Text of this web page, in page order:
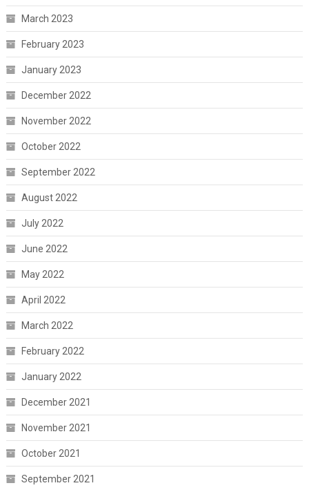
March 2023
February 2023
January 2023
December 2022
November 2022
October 2022
September 2022
August 2022
July 2022
June 2022
May 2022
April 2022
March 2022
February 2022
January 2022
December 2021
November 2021
October 2021
September 2021